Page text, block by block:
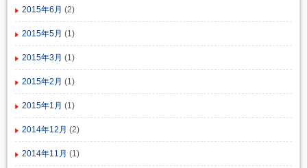
2015年6月 (2)
2015年5月 (1)
2015年3月 (1)
2015年2月 (1)
2015年1月 (1)
2014年12月 (2)
2014年11月 (1)